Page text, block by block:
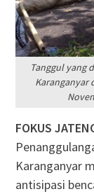
Tanggul yang
Karanganyar
FOKUS
Karanganyar
antisipasi